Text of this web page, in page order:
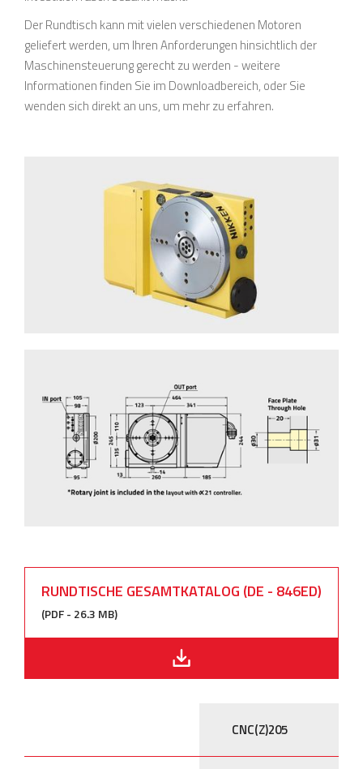
Der Rundtisch kann mit vielen verschiedenen Motoren
geliefert werden, um Ihren Anforderungen hinsichtlich der
Maschinensteuerung gerecht zu werden - weitere
Informationen finden Sie im Downloadbereich, oder Sie
wenden sich direkt an uns, um mehr zu erfahren.
RUNDTISCHE GESAMTKATALOG (DE - 846ED)
(PDF - 26.3 MB)
CNC(Z)205